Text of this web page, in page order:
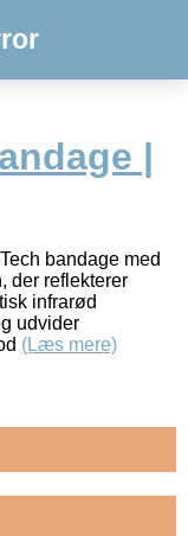
|
bandage med
der reflekterer
infrarød
udvider
(Læs mere)